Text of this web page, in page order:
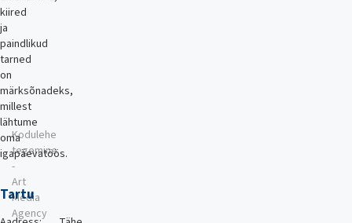
kiired
ja
paindlikud
tarned
on
märksõnadeks,
millest
lähtume
oma
igapäevatöös.
Tartu
Kodulehe
tegemine
-
Art
Media
Agency